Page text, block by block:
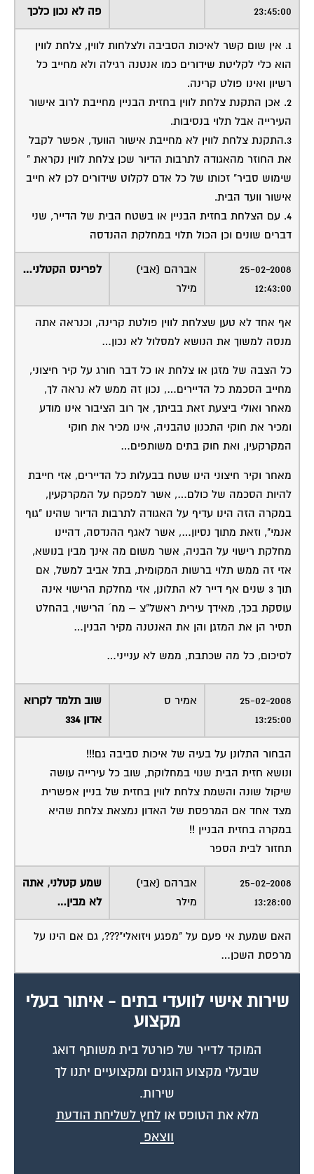
23:45:00
פה לא נכון כלכך
1. אין שום קשר לאיכות הסביבה ולצלחות לווין, צלחת לווין
הוא כלי לקליטת שידורים כמו אנטנה רגילה ולא מחייב כל
רשיון ואינו פולט קרינה.
2. אכן התקנת צלחת לווין בחזית הבניין מחייבת לרוב אישור
העירייה אבל תלוי בנסיבות.
3.התקנת צלחת לווין לא מחייבת אישור הוועד, אפשר לקבל
את החוזר מהאגודה לתרבות הדיור שכן צלחת לווין נקראת "
שימוש סביר" זכותו של כל אדם לקלוט שידורים לכן לא חייב
אישור וועד הבית.
4. עם הצלחת בחזית הבניין או בשטח הבית של הדייר, שני
דברים שונים וכן הכול תלוי במחלקת ההנדסה
25-02-2008
12:43:00
אברהם (אבי)
מילר
לפרינס הקטלני…
אף אחד לא טען שצלחת לווין פולטת קרינה, וכנראה אתה
מנסה למשוך את הנושא למסלול לא נכון…
כל הצבה של מזגן או צלחת או כל דבר חורג על קיר חיצוני,
מחייב הסכמת כל הדיירים…, נכון זה ממש לא נראה לך,
מאחר ואולי ביצעת זאת בביתך, אך רוב הציבור אינו מודע
ומכיר את חוקי התכנון טהבניה, אינו מכיר את חוקי
המקרקעין, ואת חוק בתים משותפים…
מאחר וקיר חיצוני הינו שטח בבעלות כל הדיירים, אזי חייבת
להיות הסכמה של כולם…, אשר למפקח על המקרקעין,
במקרה הזה הינו עדיף על האגודה לתרבות הדיור שהינו "גוף
אנמי", וזאת מתוך נסיון…, אשר לאגף ההנדסה, דהיינו
מחלקת רישוי על הבניה, אשר משום מה אינך מבין בנושא,
אזי זה ממש תלוי ברשות המקומית, בתל אביב למשל, אם
תוך 3 שנים אף דייר לא התלונן, אזי מחלקת הרישוי אינה
עוסקת בכך, מאידך עירית ראשל"צ – מח´ הרישוי, בהחלט
תסיר הן את המזגן והן את האנטנה מקיר הבנין…
לסיכום, כל מה שכתבת, ממש לא ענייני…
25-02-2008
13:25:00
אמיר ס
שוב תלמד לקרוא
אדון 334
הבחור התלונן על בעיה של איכות סביבה גם!!!
ונושא חזית הבית שנוי במחלוקת, שוב כל עירייה עושה
שיקול שונה והשמת צלחת לווין בחזית של בניין אפשרית
מצד אחד אם המרפסת של האדון נמצאת צלחת שהיא
במקרה בחזית הבניין !!
תחזור לבית הספר
25-02-2008
13:28:00
אברהם (אבי)
מילר
שמע קטלני, אתה
לא מבין…
האם שמעת אי פעם על "מפגע ויזואלי"???, גם אם הינו על
מרפסת השכן…
שירות אישי לוועדי בתים - איתור בעלי
מקצוע
המוקד לדייר של פורטל בית משותף דואג
שבעלי מקצוע הוגנים ומקצועיים יתנו לך
שירות.
מלא את הטופס אולחץ לשליחת הודעת
ווצאפ